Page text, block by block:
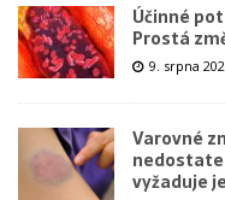
Účinné
Prostá
9. srpna
Varovné
vyžaduje